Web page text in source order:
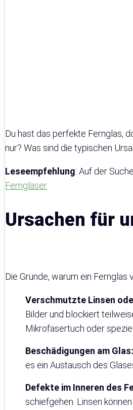
Du hast das perfekte Fernglas,
nur? Was sind die typischen
Leseempfehlung: Auf der
Ferngläser
Ursachen für
Die Gründe, warum ein
Verschmutzte Linsen
Bilder und blockiert
Mikrofasertuch oder
Beschädigungen am Glas:
es ein Austausch des
Defekte im Inneren des
schiefgehen. Linsen